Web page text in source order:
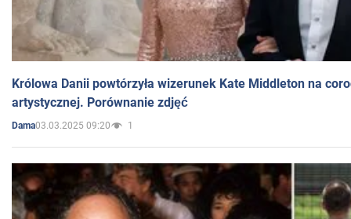
Królowa Danii powtórzyła wizerunek Kate Middleton na
artystycznej. Porównanie zdjęć
Dama03.03.2025 09:20 1